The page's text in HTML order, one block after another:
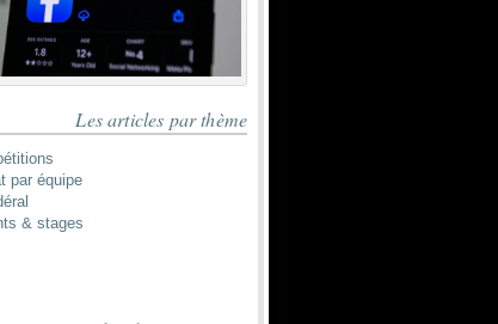
Les articles par thème
par équipe
& stages